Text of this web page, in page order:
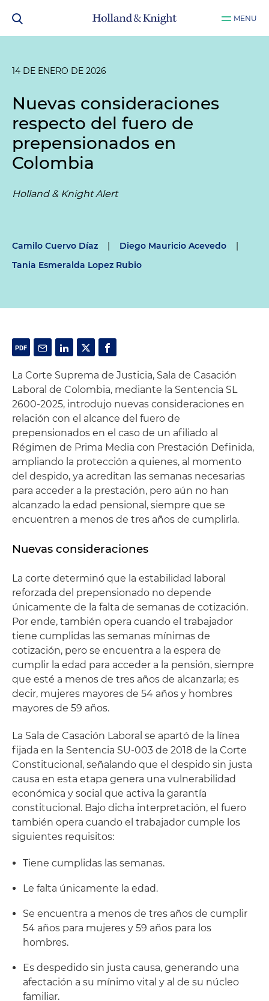
MENU
14 DE ENERO DE 2026
Nuevas consideraciones
respecto del fuero de
prepensionados en
Colombia
Holland & Knight Alert
Camilo Cuervo Díaz | Diego Mauricio Acevedo
|
Tania Esmeralda Lopez Rubio
La Corte Suprema de Justicia, Sala de Casación
Laboral de Colombia, mediante la Sentencia SL
2600-2025, introdujo nuevas consideraciones en
relación con el alcance del fuero de
prepensionados en el caso de un afiliado al
Régimen de Prima Media con Prestación Definida,
ampliando la protección a quienes, al momento
del despido, ya acreditan las semanas necesarias
para acceder a la prestación, pero aún no han
alcanzado la edad pensional, siempre que se
encuentren a menos de tres años de cumplirla.
Nuevas consideraciones
La corte determinó que la estabilidad laboral
reforzada del prepensionado no depende
únicamente de la falta de semanas de cotización.
Por ende, también opera cuando el trabajador
tiene cumplidas las semanas mínimas de
cotización, pero se encuentra a la espera de
cumplir la edad para acceder a la pensión, siempre
que esté a menos de tres años de alcanzarla; es
decir, mujeres mayores de 54 años y hombres
mayores de 59 años.
La Sala de Casación Laboral se apartó de la línea
fijada en la Sentencia SU-003 de 2018 de la Corte
Constitucional, señalando que el despido sin justa
causa en esta etapa genera una vulnerabilidad
económica y social que activa la garantía
constitucional. Bajo dicha interpretación, el fuero
también opera cuando el trabajador cumple los
siguientes requisitos:
Tiene cumplidas las semanas.
Le falta únicamente la edad.
Se encuentra a menos de tres años de cumplir
54 años para mujeres y 59 años para los
hombres.
Es despedido sin justa causa, generando una
afectación a su mínimo vital y al de su núcleo
familiar.